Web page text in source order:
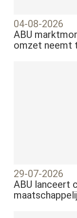
04-08-2026
ABU
omzet neemt
29-07-2026
ABU lanceert